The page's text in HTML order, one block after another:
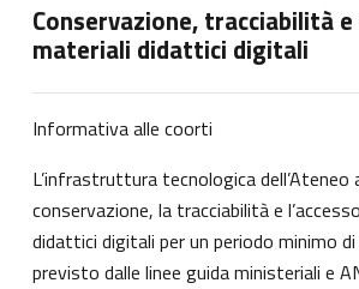
Conservazione, tracciabilità e
materiali didattici digitali
Informativa alle coorti
L’infrastruttura tecnologica dell’Ateneo
conservazione, la tracciabilità e
didattici digitali per un periodo minimo
previsto dalle linee guida ministeriali e